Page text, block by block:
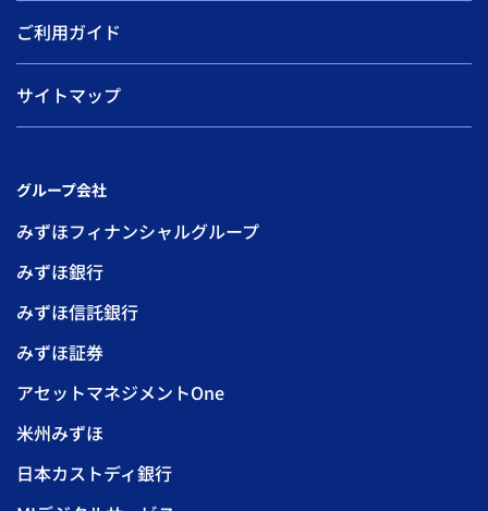
ご利用ガイド
サイトマップ
グループ会社
みずほフィナンシャルグループ
みずほ銀行
みずほ信託銀行
みずほ証券
アセットマネジメントOne
米州みずほ
日本カストディ銀行